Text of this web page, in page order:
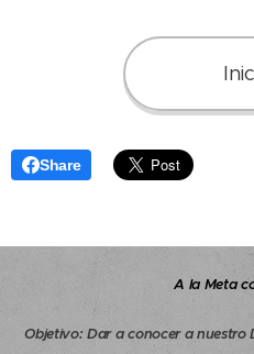
Share
A la Meta
Objetivo:Dar a conocer a nuestro